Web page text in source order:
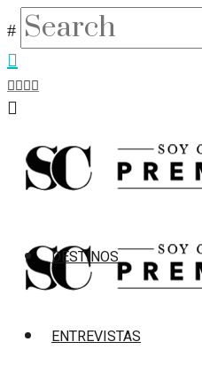
DESTINOS
ENTREVISTAS